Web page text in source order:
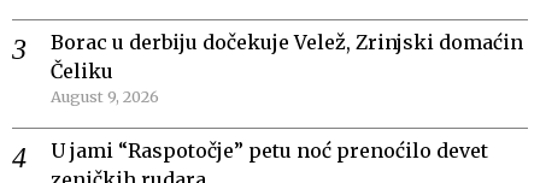
Borac u derbiju dočekuje Velež, Zrinjski domaćin
Čeliku
August 9, 2026
U jami “Raspotočje” petu noć prenoćilo devet